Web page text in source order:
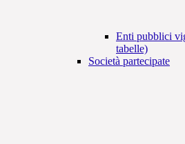
Enti pubblici
tabelle)
Società partecipate